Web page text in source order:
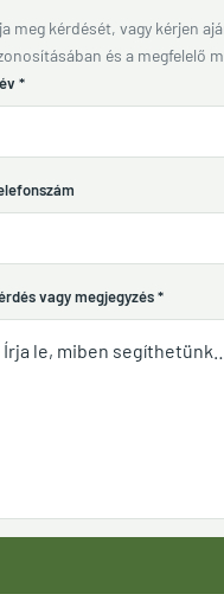
meg kérdését, vagy kérjen
és a megfelelő
*
vagy megjegyzés*